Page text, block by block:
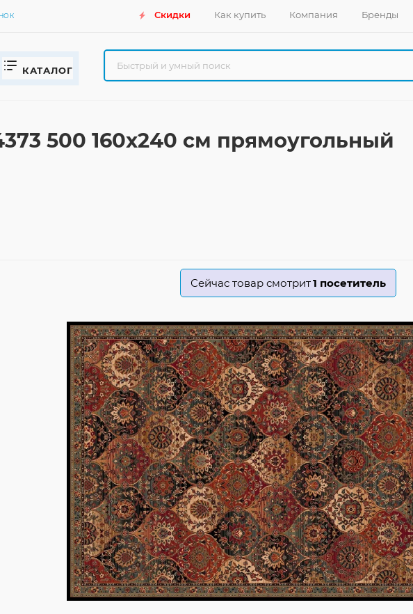
Скидки Как купить Компания Бренды
КАТАЛОГ
500 160x240 см прямоугольный
Сейчас товар смотрит1 посетитель